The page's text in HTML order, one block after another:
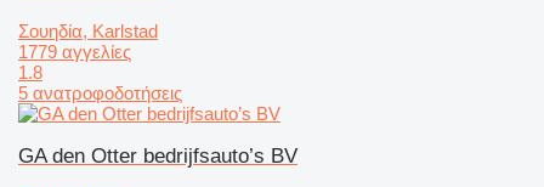
Σουηδία, Karlstad
1779 αγγελίες
1.8
5 ανατροφοδοτήσεις
GA den Otter bedrijfsauto’s BV